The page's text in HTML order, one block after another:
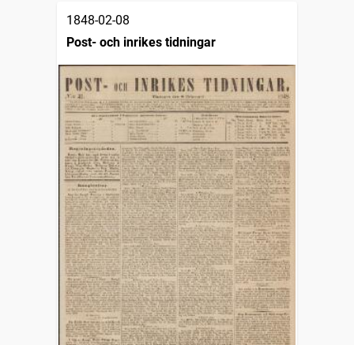
1848-02-08
Post- och inrikes tidningar